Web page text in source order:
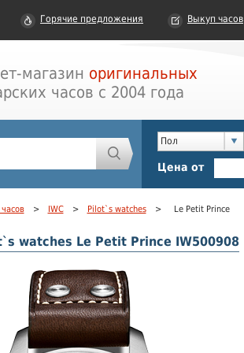
Горячие предложения Выкуп часов
магазин оригинальных
часов с 2004 года
Пол
Цена от
> IWC > Pilot`s watches > Le Petit Prince
watches Le Petit Prince IW500908